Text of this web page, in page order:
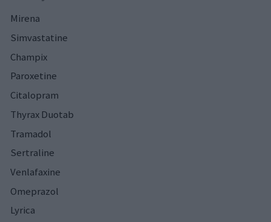
Mirena
Simvastatine
Champix
Paroxetine
Citalopram
Thyrax Duotab
Tramadol
Sertraline
Venlafaxine
Omeprazol
Lyrica